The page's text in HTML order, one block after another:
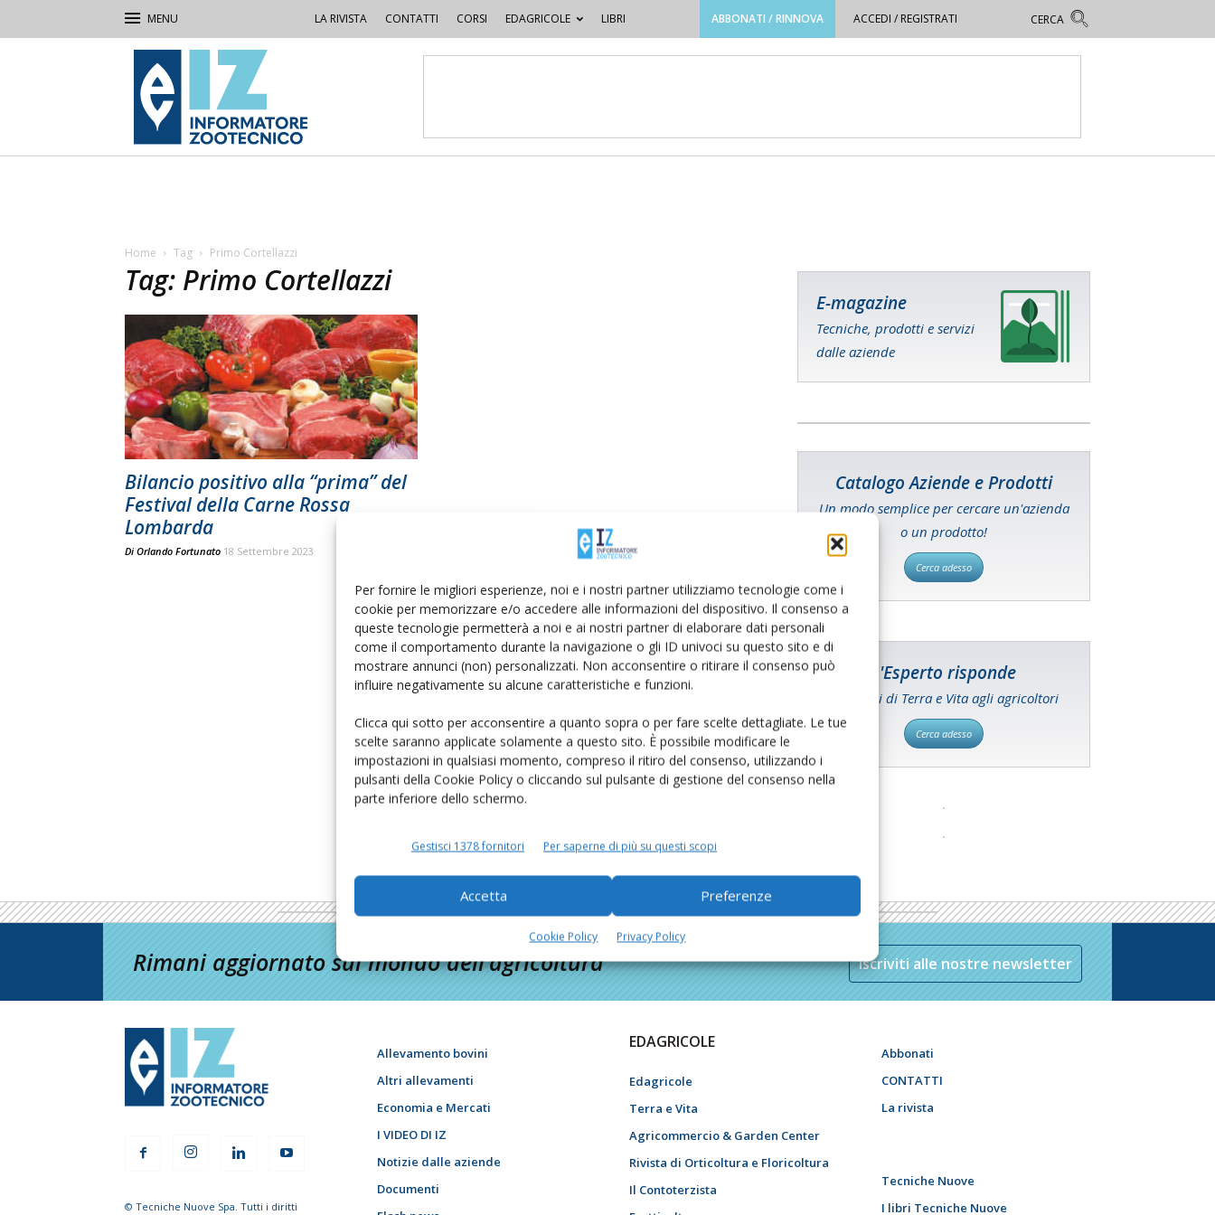
Per fornire le migliori esperienze, noi e i nostri partner utilizziamo tecnologie come i
cookie per memorizzare e/o accedere alle informazioni del dispositivo. Il consenso a
queste tecnologie permetterà a noi e ai nostri partner di elaborare dati personali
come il comportamento durante la navigazione o gli ID univoci su questo sito e di
mostrare annunci (non) personalizzati. Non acconsentire o ritirare il consenso può
influire negativamente su alcune caratteristiche e funzioni.
Clicca qui sotto per acconsentire a quanto sopra o per fare scelte dettagliate. Le tue
scelte saranno applicate solamente a questo sito. È possibile modificare le
impostazioni in qualsiasi momento, compreso il ritiro del consenso, utilizzando i
pulsanti della Cookie Policy o cliccando sul pulsante di gestione del consenso nella
parte inferiore dello schermo.
Gestisci 1378 fornitori Per saperne di più su questi scopi
Accetta Preferenze
Cookie Policy Privacy Policy
LA RIVISTA CONTATTI CORSI EDAGRICOLE LIBRI ABBONATI / RINNOVA ACCEDI / REGISTRATI
IZ
Informatore
Zootecnico
Home Tag Primo Cortellazzi
Tag: Primo Cortellazzi
Bilancio positivo alla “prima” del
Festival della Carne Rossa
Lombarda
Di Orlando Fortunato 18 Settembre 2023
E-magazine
Tecniche, prodotti e servizi
dalle aziende
Catalogo Aziende e Prodotti
Un modo semplice per cercare un'azienda
o un prodotto!
Cerca adesso
L'Esperto risponde
I consigli di Terra e Vita agli agricoltori
Cerca adesso
Rimani aggiornato sul mondo dell’agricoltura Iscriviti alle nostre newsletter
© Tecniche Nuove Spa. Tutti i diritti
Allevamento bovini
Altri allevamenti
Economia e Mercati
I VIDEO DI IZ
Notizie dalle aziende
Documenti
EDAGRICOLE
Edagricole
Terra e Vita
Agricommercio & Garden Center
Rivista di Orticoltura e Floricoltura
Il Contoterzista
Abbonati
CONTATTI
La rivista
Tecniche Nuove
I libri Tecniche Nuove